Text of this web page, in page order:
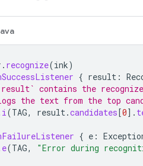
. recognize(ink)
{ result :
contains the
the text from the top
i(TAG, result.candidates[0] .
{ e :
e(TAG, "Error during